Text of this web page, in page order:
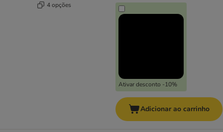
4 opções
Ativar desconto -10%
Adicionar ao carrinho